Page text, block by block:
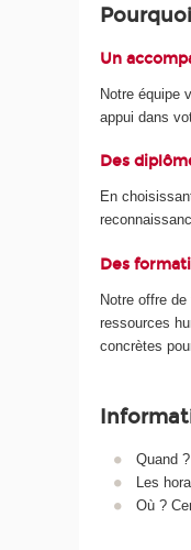
Un
Notre équipe
appui dans
Des
En
Des
Notre offre
ressources
concrètes
Quand
Les
Où ?